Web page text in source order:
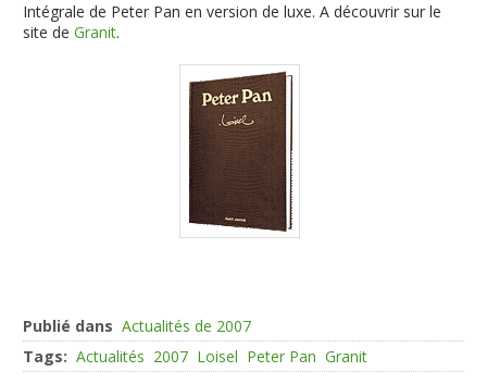
Intégrale de Peter Pan en version de luxe. A découvrir sur le
site deGranit.
Publié dans Actualités de 2007
Tags: Actualités 2007 Loisel Peter Pan Granit